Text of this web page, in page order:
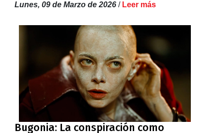
Lunes, 09 de Marzo de 2026 / Leer más
Bugonia: La conspiración como